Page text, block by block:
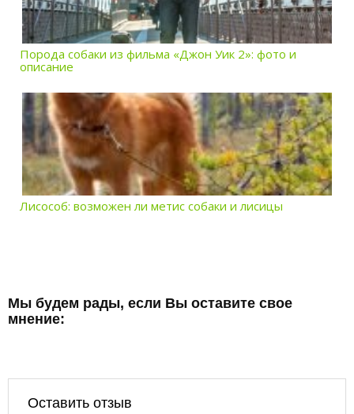
Порода собаки из фильма «Джон Уик 2»: фото и
описание
Лисособ: возможен ли метис собаки и лисицы
Мы будем рады, если Вы оставите свое
мнение:
Оставить отзыв